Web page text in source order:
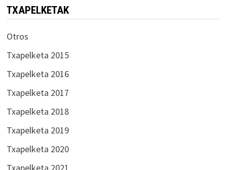
TXAPELKETAK
Otros
Txapelketa 2015
Txapelketa 2016
Txapelketa 2017
Txapelketa 2018
Txapelketa 2019
Txapelketa 2020
Txapelketa 2021